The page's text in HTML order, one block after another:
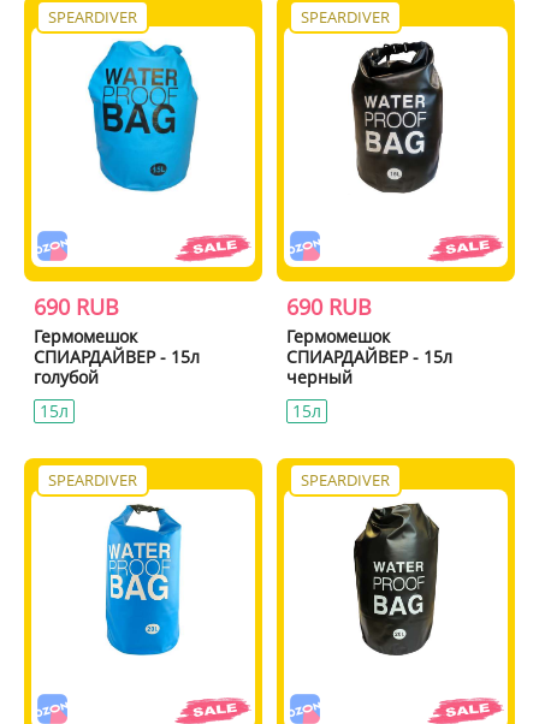
SPEARDIVER
690 RUB
Гермомешок
СПИАРДАЙВЕР - 15л
голубой
15л
SPEARDIVER
690 RUB
Гермомешок
СПИАРДАЙВЕР - 15л
черный
15л
SPEARDIVER SPEARDIVER